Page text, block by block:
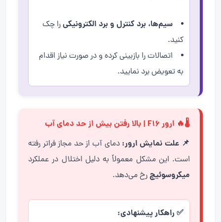
سیم‌ها، برد کنترل و برد الکترونیکیرا چک
کنید.
اتصالات را بازبینی کرده و در صورت نیاز اقدام
به تعویض برد نمایید.
🌡️🔥 ارور F16 | بالا رفتن بیش از حد دمای آب
📌 علت نمایش ارور: دمای آب از حد مجاز فراتر رفته
است. این مشکل معمولاً به دلیل اختلال در عملکرد
میکروسوئیچرخ می‌دهد.
✅ راهکار پیشنهادی: